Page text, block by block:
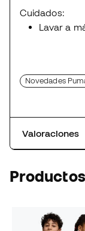
Cuidados:
Lavar a
Novedades
Valoraciones